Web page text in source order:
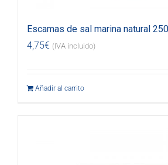
Escamas de sal marina natural
4,75€ (IVA incluido)
Añadir al carrito